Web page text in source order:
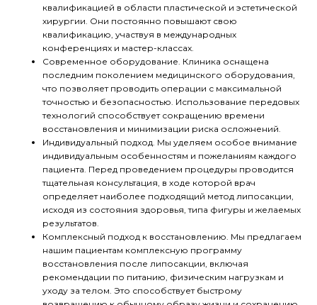
квалификацией в области пластической и эстетической
хирургии. Они постоянно повышают свою
квалификацию, участвуя в международных
конференциях и мастер-классах.
Современное оборудование. Клиника оснащена
последним поколением медицинского оборудования,
что позволяет проводить операции с максимальной
точностью и безопасностью. Использование передовых
технологий способствует сокращению времени
восстановления и минимизации риска осложнений.
Индивидуальный подход. Мы уделяем особое внимание
индивидуальным особенностям и пожеланиям каждого
пациента. Перед проведением процедуры проводится
тщательная консультация, в ходе которой врач
определяет наиболее подходящий метод липосакции,
исходя из состояния здоровья, типа фигуры и желаемых
результатов.
Комплексный подход к восстановлению. Мы предлагаем
нашим пациентам комплексную программу
восстановления после липосакции, включая
рекомендации по питанию, физическим нагрузкам и
уходу за телом. Это способствует быстрому